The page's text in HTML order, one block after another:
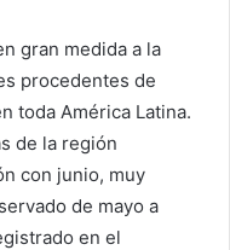
gran medida a la
procedentes de
toda América Latina.
de la región
con junio, muy
de mayo a
en el